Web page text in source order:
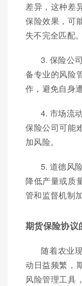
差异，这种差
保险效果，可
失不完全匹配。
3. 保险公
备专业的风险
作，避免自身
4. 市场流
保险公司可能
加风险。
5. 道德风
降低产量或质
管和监督机制
期货保险协议
随着农业
动日益频繁，
风险管理工具